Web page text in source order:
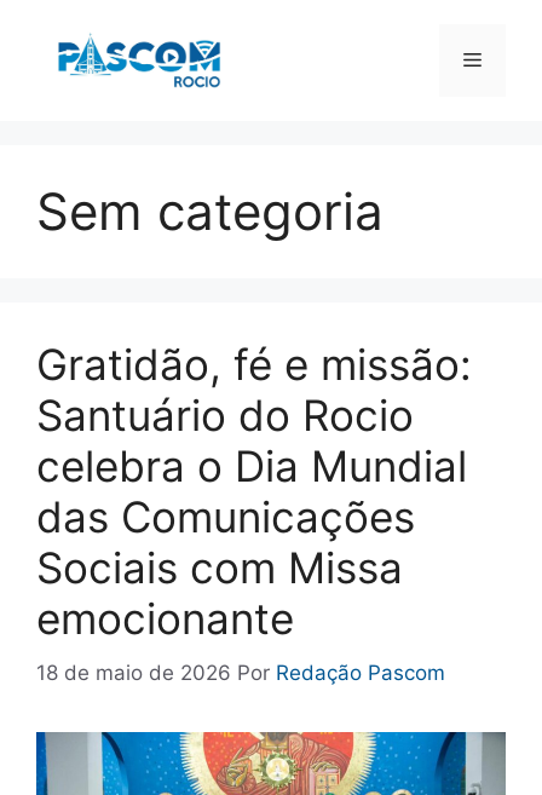
Menu
Sem categoria
Gratidão, fé e missão:
Santuário do Rocio
celebra o Dia Mundial
das Comunicações
Sociais com Missa
emocionante
18 de maio de 2026 Por Redação Pascom